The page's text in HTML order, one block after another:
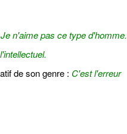
Je n'aime pas ce type d'homme.
de son genre : C'est l'erreur